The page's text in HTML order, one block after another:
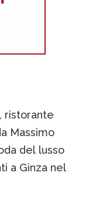
, ristorante
Massimo
del lusso
a Ginza nel